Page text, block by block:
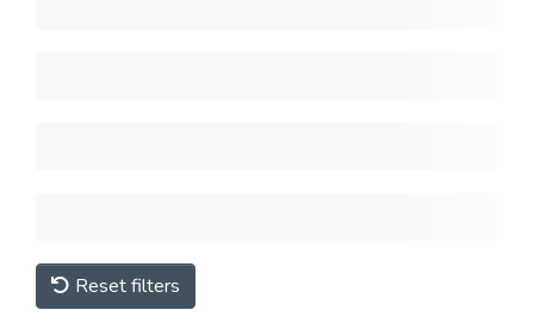
Reset filters